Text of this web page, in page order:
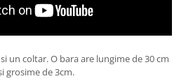
un coltar. O bara are lungime de 30 cm
grosime de 3cm.